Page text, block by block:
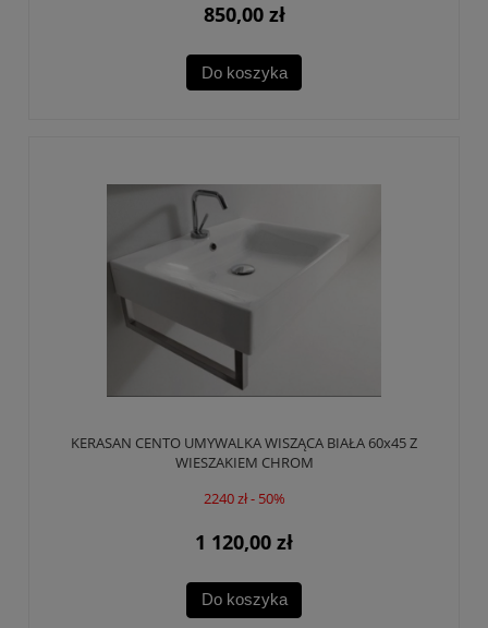
850,00 zł
Do koszyka
KERASAN CENTO UMYWALKA WISZĄCA BIAŁA 60x45 Z
WIESZAKIEM CHROM
2240 zł - 50%
1 120,00 zł
Do koszyka